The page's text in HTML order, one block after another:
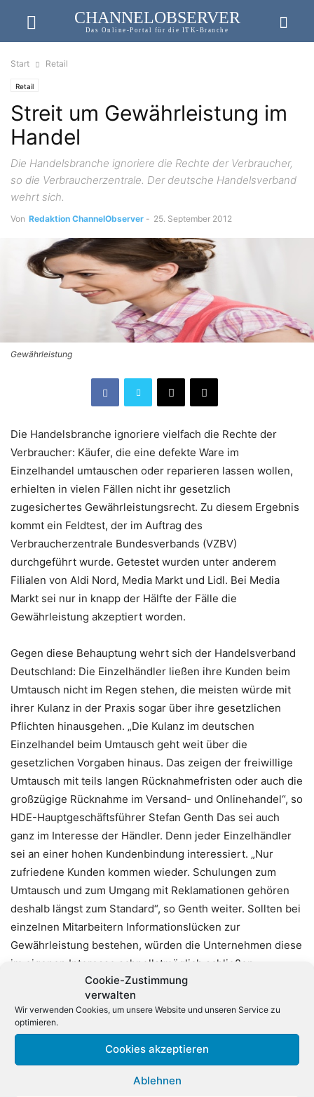
Cookie-Zustimmung
verwalten
Wir verwenden Cookies, um unsere Website und unseren Service zu
optimieren.
Cookies akzeptieren
Ablehnen
CHANNELOBSERVER
Das Online-Portal für die ITK-Branche
Start Retail
Retail
Streit um Gewährleistung im
Handel
Die Handelsbranche ignoriere die Rechte der Verbraucher,
so die Verbraucherzentrale. Der deutsche Handelsverband
wehrt sich.
Von Redaktion ChannelObserver - 25. September 2012
Gewährleistung
Die Handelsbranche ignoriere vielfach die Rechte der
Verbraucher: Käufer, die eine defekte Ware im
Einzelhandel umtauschen oder reparieren lassen wollen,
erhielten in vielen Fällen nicht ihr gesetzlich
zugesichertes Gewährleistungsrecht. Zu diesem Ergebnis
kommt ein Feldtest, der im Auftrag des
Verbraucherzentrale Bundesverbands (VZBV)
durchgeführt wurde. Getestet wurden unter anderem
Filialen von Aldi Nord, Media Markt und Lidl. Bei Media
Markt sei nur in knapp der Hälfte der Fälle die
Gewährleistung akzeptiert worden.
Gegen diese Behauptung wehrt sich der Handelsverband
Deutschland: Die Einzelhändler ließen ihre Kunden beim
Umtausch nicht im Regen stehen, die meisten würde mit
ihrer Kulanz in der Praxis sogar über ihre gesetzlichen
Pflichten hinausgehen. „Die Kulanz im deutschen
Einzelhandel beim Umtausch geht weit über die
gesetzlichen Vorgaben hinaus. Das zeigen der freiwillige
Umtausch mit teils langen Rücknahmefristen oder auch die
großzügige Rücknahme im Versand- und Onlinehandel“, so
HDE-Hauptgeschäftsführer Stefan Genth Das sei auch
ganz im Interesse der Händler. Denn jeder Einzelhändler
sei an einer hohen Kundenbindung interessiert. „Nur
zufriedene Kunden kommen wieder. Schulungen zum
Umtausch und zum Umgang mit Reklamationen gehören
deshalb längst zum Standard“, so Genth weiter. Sollten bei
einzelnen Mitarbeitern Informationslücken zur
Gewährleistung bestehen, würden die Unternehmen diese
im eigenen Interesse schnellstmöglich schließen.